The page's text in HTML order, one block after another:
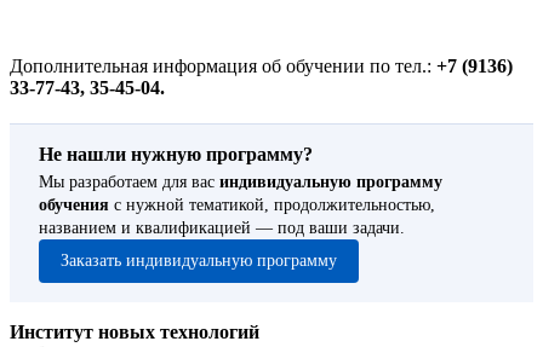
Дополнительная информация об обучении по тел.: +7 (9136)
33-77-43, 35-45-04.
Не нашли нужную программу?
Мы разработаем для вас индивидуальную программу
обучения с нужной тематикой, продолжительностью,
названием и квалификацией — под ваши задачи.
Заказать индивидуальную программу
Институт новых технологий